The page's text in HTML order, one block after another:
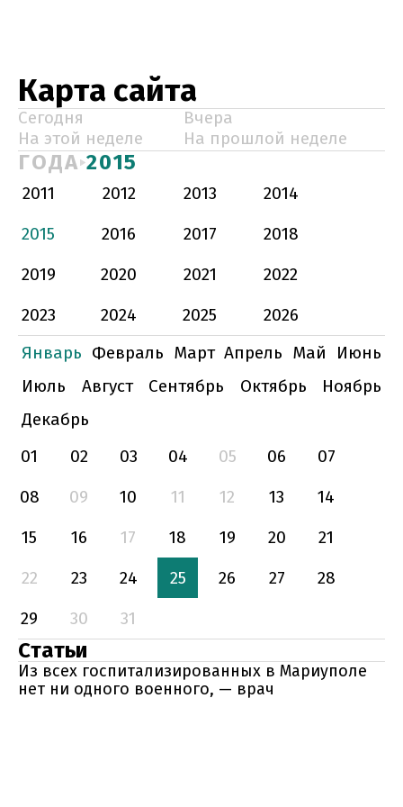
Карта сайта
Сегодня
Вчера
На этой неделе
На прошлой неделе
ГОДА 2015
2011 2012 2013
2014
2015
2016 2017
2018
2019
2020 2021
2022
2023
2024 2025
2026
Январь Февраль Март Апрель Май
Июнь
Июль
Август Сентябрь Октябрь
Ноябрь
Декабрь
01
02 03 04 05 06
07
08
09 10 11 12 13
14
15
16 17 18 19 20
21
22
23 24 25 26 27
28
29
30 31
Статьи
Из всех госпитализированных в Мариуполе
нет ни одного военного, — врач